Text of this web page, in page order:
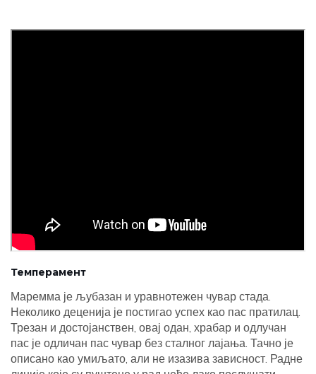
Темперамент
Маремма је љубазан и уравнотежен чувар стада.
Неколико деценија је постигао успех као пас пратилац.
Трезан и достојанствен, овај одан, храбар и одлучан
пас је одличан пас чувар без сталног лајања. Тачно је
описано као умиљато, али не изазива зависност. Радне